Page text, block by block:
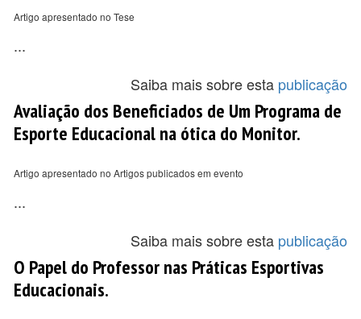
Artigo apresentado no Tese
...
Saiba mais sobre esta publicação
Avaliação dos Beneficiados de Um Programa de
Esporte Educacional na ótica do Monitor.
Artigo apresentado no Artigos publicados em evento
...
Saiba mais sobre esta publicação
O Papel do Professor nas Práticas Esportivas
Educacionais.